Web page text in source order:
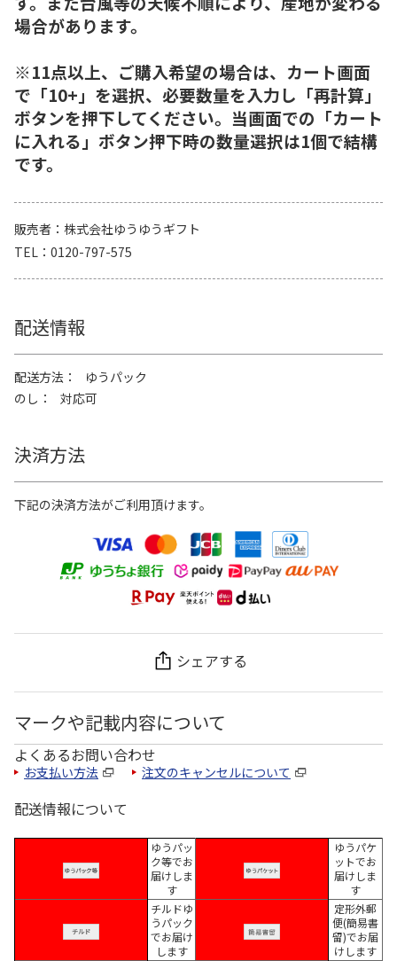
場合があります。
※11点以上、ご購入希望の場合は、カート画面
で「10+」を選択、必要数量を入力し「再計算」
ボタンを押下してください。当画面での「カート
に入れる」ボタン押下時の数量選択は1個で結構
です。
販売者
株式会社ゆうゆうギフト
TEL
0120-797-575
配送情報
配送方法
ゆうパック
のし
対応可
決済方法
下記の決済方法がご利用頂けます。
シェアする
マークや記載内容について
よくあるお問い合わせ
お支払い方法 注文のキャンセルについて
配送情報について
ゆうパッ
ク等でお
届けしま
す
ゆうパケ
ットでお
届けしま
す
チルドゆ
うパック
でお届け
します
定形外郵
便(簡易書
留)でお届
けします